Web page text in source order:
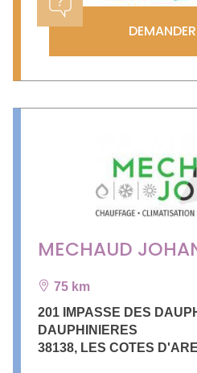
MECHAUD
75 km
201 IMPASSE DES
DAUPHINIERES
38138, LES COTES